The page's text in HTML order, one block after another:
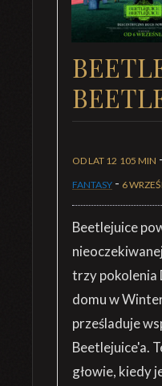
OD LAT 12 105 MIN -
FANTASY - 6
Beetlejuice
trzy pokolenia
domu w
prześladuje
Beetlejuice'a.
głowie, kiedy